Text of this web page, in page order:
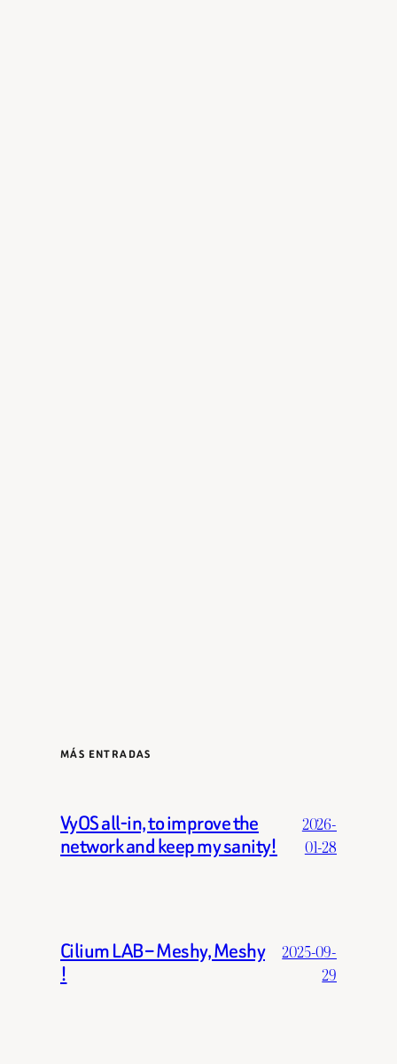
MÁS ENTRADAS
VyOS all-in, to improve the
network and keep my sanity!
2026-
01-28
Cilium LAB – Meshy, Meshy
!
2025-09-
29